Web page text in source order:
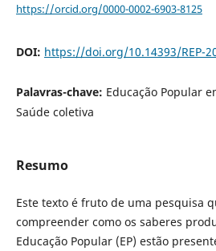
https://orcid.org/0000-0002-6903-8125
DOI: https://doi.org/10.14393/REP-
Palavras-chave: Educação Popular
Saúde coletiva
Resumo
Este texto é fruto de uma pesquisa
compreender como os saberes
Educação Popular (EP) estão